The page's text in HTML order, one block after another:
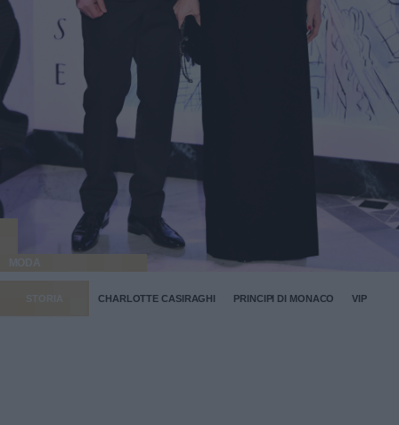
MODA
STORIA CHARLOTTE CASIRAGHI PRINCIPI DI MONACO VIP